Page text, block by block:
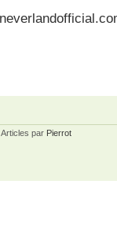
par Pierrot